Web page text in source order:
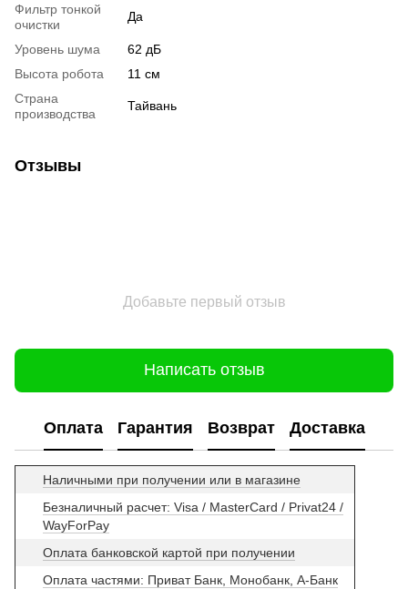
Фильтр тонкой
очистки
Да
Уровень шума
62 дБ
Высота робота
11 см
Страна
производства
Тайвань
Отзывы
Добавьте первый отзыв
Написать отзыв
Оплата Гарантия Возврат Доставка
Наличными при получении или в магазине
Безналичный расчет: Visa / MasterCard / Privat24 /
WayForPay
Оплата банковской картой при получении
Оплата частями: Приват Банк, Монобанк, А-Банк